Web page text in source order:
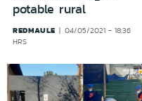
potable rural
REDMAULE
04/05/2021 - 18:36
HRS